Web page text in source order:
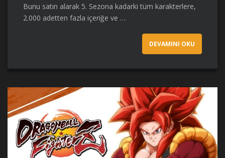
Bunu satın alarak 5. Sezona kadarki tüm karakterlere,
2.000 adetten fazla içeriğe ve …
DEVAMINI OKU